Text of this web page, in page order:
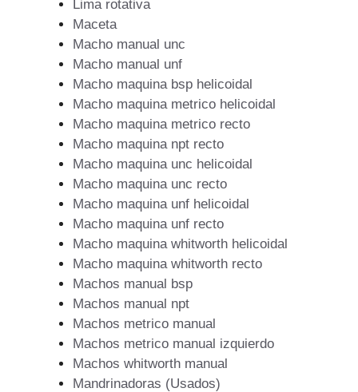
Lima rotativa
Maceta
Macho manual unc
Macho manual unf
Macho maquina bsp helicoidal
Macho maquina metrico helicoidal
Macho maquina metrico recto
Macho maquina npt recto
Macho maquina unc helicoidal
Macho maquina unc recto
Macho maquina unf helicoidal
Macho maquina unf recto
Macho maquina whitworth helicoidal
Macho maquina whitworth recto
Machos manual bsp
Machos manual npt
Machos metrico manual
Machos metrico manual izquierdo
Machos whitworth manual
Mandrinadoras (Usados)